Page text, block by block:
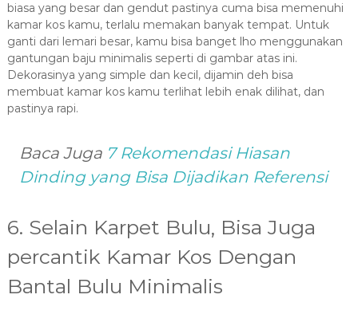
biasa yang besar dan gendut pastinya cuma bisa memenuhi
kamar kos kamu, terlalu memakan banyak tempat. Untuk
ganti dari lemari besar, kamu bisa banget lho menggunakan
gantungan baju minimalis seperti di gambar atas ini.
Dekorasinya yang simple dan kecil, dijamin deh bisa
membuat kamar kos kamu terlihat lebih enak dilihat, dan
pastinya rapi.
Baca Juga 7 Rekomendasi Hiasan
Dinding yang Bisa Dijadikan Referensi
6. Selain Karpet Bulu, Bisa Juga
percantik Kamar Kos Dengan
Bantal Bulu Minimalis